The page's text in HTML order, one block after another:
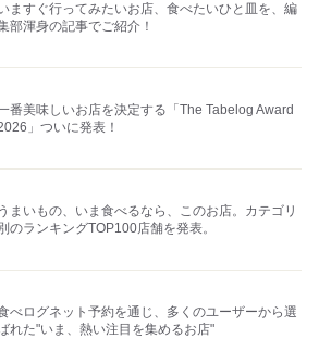
ますぐ行ってみたいお店、食べたいひと皿を、編
部渾身の記事でご紹介！
番美味しいお店を決定する「The Tabelog Award
」ついに発表！
うまいもの、いま食べるなら、このお店。カテゴリ
のランキングTOP100店舗を発表。
べログネット予約を通じ、多くのユーザーから選
れた"いま、熱い注目を集めるお店"